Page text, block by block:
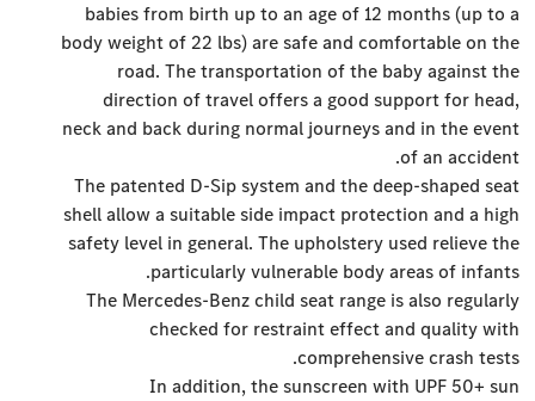
babies from birth up to an age of 12 months (up to a
body weight of 22 lbs) are safe and comfortable on the
road. The transportation of the baby against the
direction of travel offers a good support for head,
neck and back during normal journeys and in the event
of an accident.
The patented D-Sip system and the deep-shaped seat
shell allow a suitable side impact protection and a high
safety level in general. The upholstery used relieve the
particularly vulnerable body areas of infants.
The Mercedes-Benz child seat range is also regularly
checked for restraint effect and quality with
comprehensive crash tests.
In addition, the sunscreen with UPF 50+ sun